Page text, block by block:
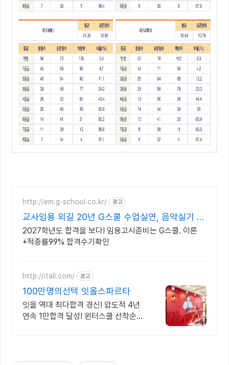
http://em.g-school.co.kr/ 광고
교사임용 외길 20년 G스쿨 수업실연, 음악실기 전
문학원
2027학년도 합격을 보다! 임용고시준비는 G스쿨. 이론
+적중률99% 합격수기확인
http://itall.com/ 광고
100만명의선택 잇올스파르타
잇올 역대 최다합격 경신! 압도적 4년
연속 1만합격 달성! 윈터스쿨 선착순